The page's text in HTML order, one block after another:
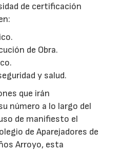
de certificación
de Obra.
y salud.
que irán
número a lo largo del
de manifiesto el
de Aparejadores de
Arroyo, esta